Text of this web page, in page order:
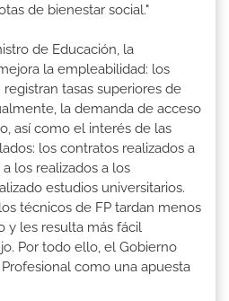
de bienestar social."
de Educación, la
la empleabilidad: los
tasas superiores de
la demanda de acceso
así como el interés de las
los contratos realizados a
los realizados a los
estudios universitarios.
técnicos de FP tardan menos
y les resulta más fácil
Por todo ello, el Gobierno
como una apuesta